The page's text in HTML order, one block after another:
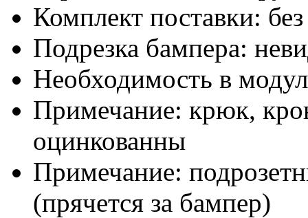
Комплект поставки: без
Подрезка бампера:
Необходимость в
Примечание: крюк,
оцинкованны
Примечание:
(прячется за бампер)